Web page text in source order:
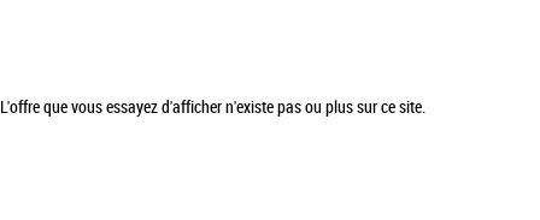
L'offre que vous essayez d'afficher n'existe pas ou plus sur ce site.